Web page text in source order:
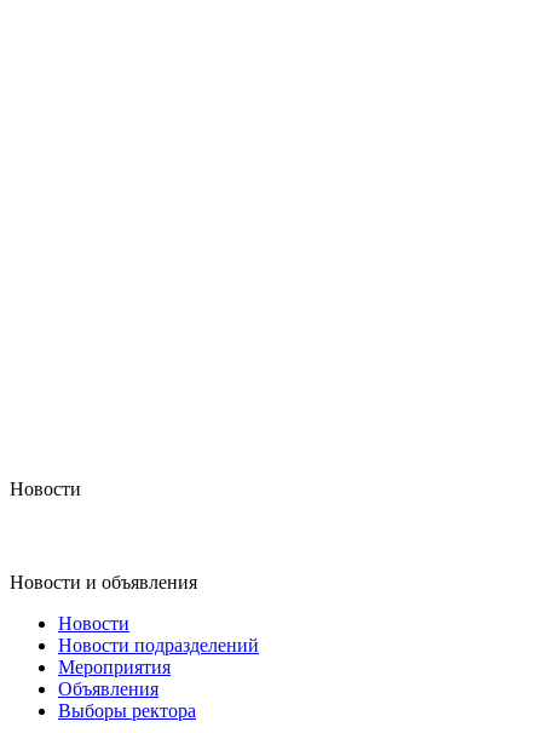
Новости
Новости и объявления
Новости
Новости подразделений
Мероприятия
Объявления
Выборы ректора